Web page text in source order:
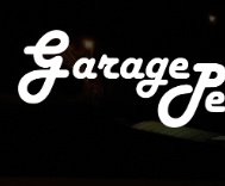
Paramètres avancés des